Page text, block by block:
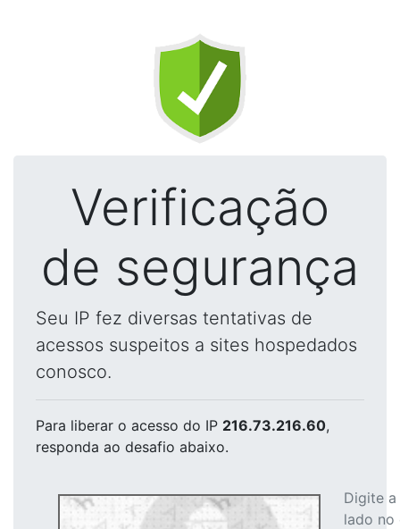
Verificação
de segurança
Seu IP fez diversas tentativas de
acessos suspeitos a sites hospedados
conosco.
Para liberar o acesso do IP 216.73.216.60,
responda ao desafio abaixo.
Digite
lado no